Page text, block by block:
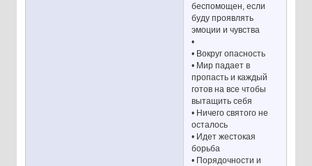
беспомощен, если
буду проявлять
эмоции и чувства
•
• Вокруг опасность
• Мир падает в
пропасть и каждый
готов на все чтобы
вытащить себя
• Ничего святого не
осталось
• Идет жестокая
борьба
• Порядочности и